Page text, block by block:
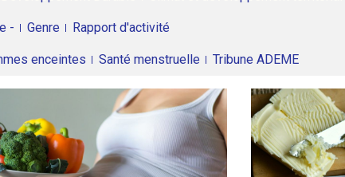
- Genre Rapport d'activité
enceintes Santé menstruelle Tribune ADEME